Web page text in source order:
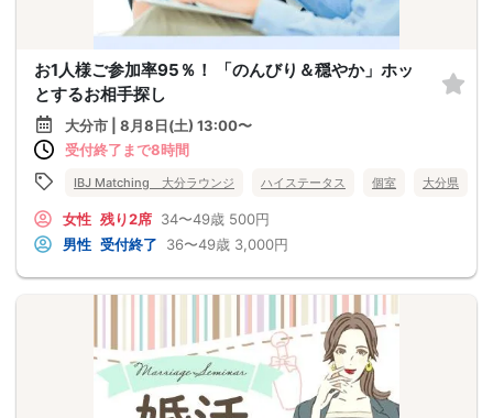
お1人様ご参加率95％！ 「のんびり＆穏やか」ホッ
とするお相手探し
大分市 | 8月8日(土) 13:00〜
受付終了まで8時間
IBJ Matching 大分ラウンジ ハイステータス 個室 大分県
女性 残り2席 34〜49歳 500円
男性 受付終了 36〜49歳 3,000円